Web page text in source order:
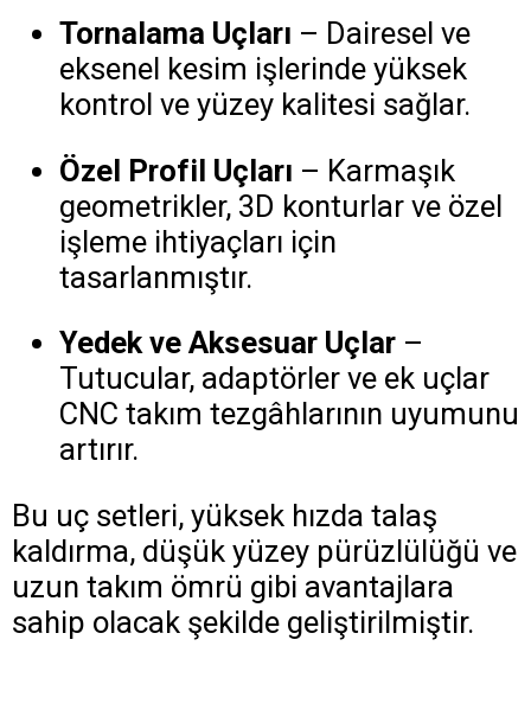
Tornalama Uçları – Dairesel ve
eksenel kesim işlerinde yüksek
kontrol ve yüzey kalitesi sağlar.
Özel Profil Uçları – Karmaşık
geometrikler, 3D konturlar ve özel
işleme ihtiyaçları için
tasarlanmıştır.
Yedek ve Aksesuar Uçlar –
Tutucular, adaptörler ve ek uçlar
CNC takım tezgâhlarının uyumunu
artırır.
Bu uç setleri, yüksek hızda talaş
kaldırma, düşük yüzey pürüzlülüğü ve
uzun takım ömrü gibi avantajlara
sahip olacak şekilde geliştirilmiştir.